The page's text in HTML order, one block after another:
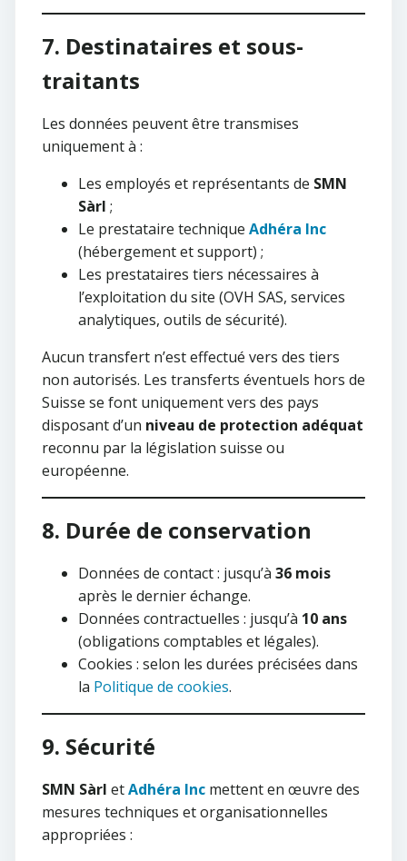
7. Destinataires et sous-
traitants
Les données peuvent être transmises
uniquement à :
Les employés et représentants de SMN
Sàrl ;
Le prestataire technique Adhéra Inc
(hébergement et support) ;
Les prestataires tiers nécessaires à
l’exploitation du site (OVH SAS, services
analytiques, outils de sécurité).
Aucun transfert n’est effectué vers des tiers
non autorisés. Les transferts éventuels hors de
Suisse se font uniquement vers des pays
disposant d’un niveau de protection adéquat
reconnu par la législation suisse ou
européenne.
8. Durée de conservation
Données de contact : jusqu’à 36 mois
après le dernier échange.
Données contractuelles : jusqu’à 10 ans
(obligations comptables et légales).
Cookies : selon les durées précisées dans
la Politique de cookies.
9. Sécurité
SMN Sàrl etAdhéra Incmettent en œuvre des
mesures techniques et organisationnelles
appropriées :